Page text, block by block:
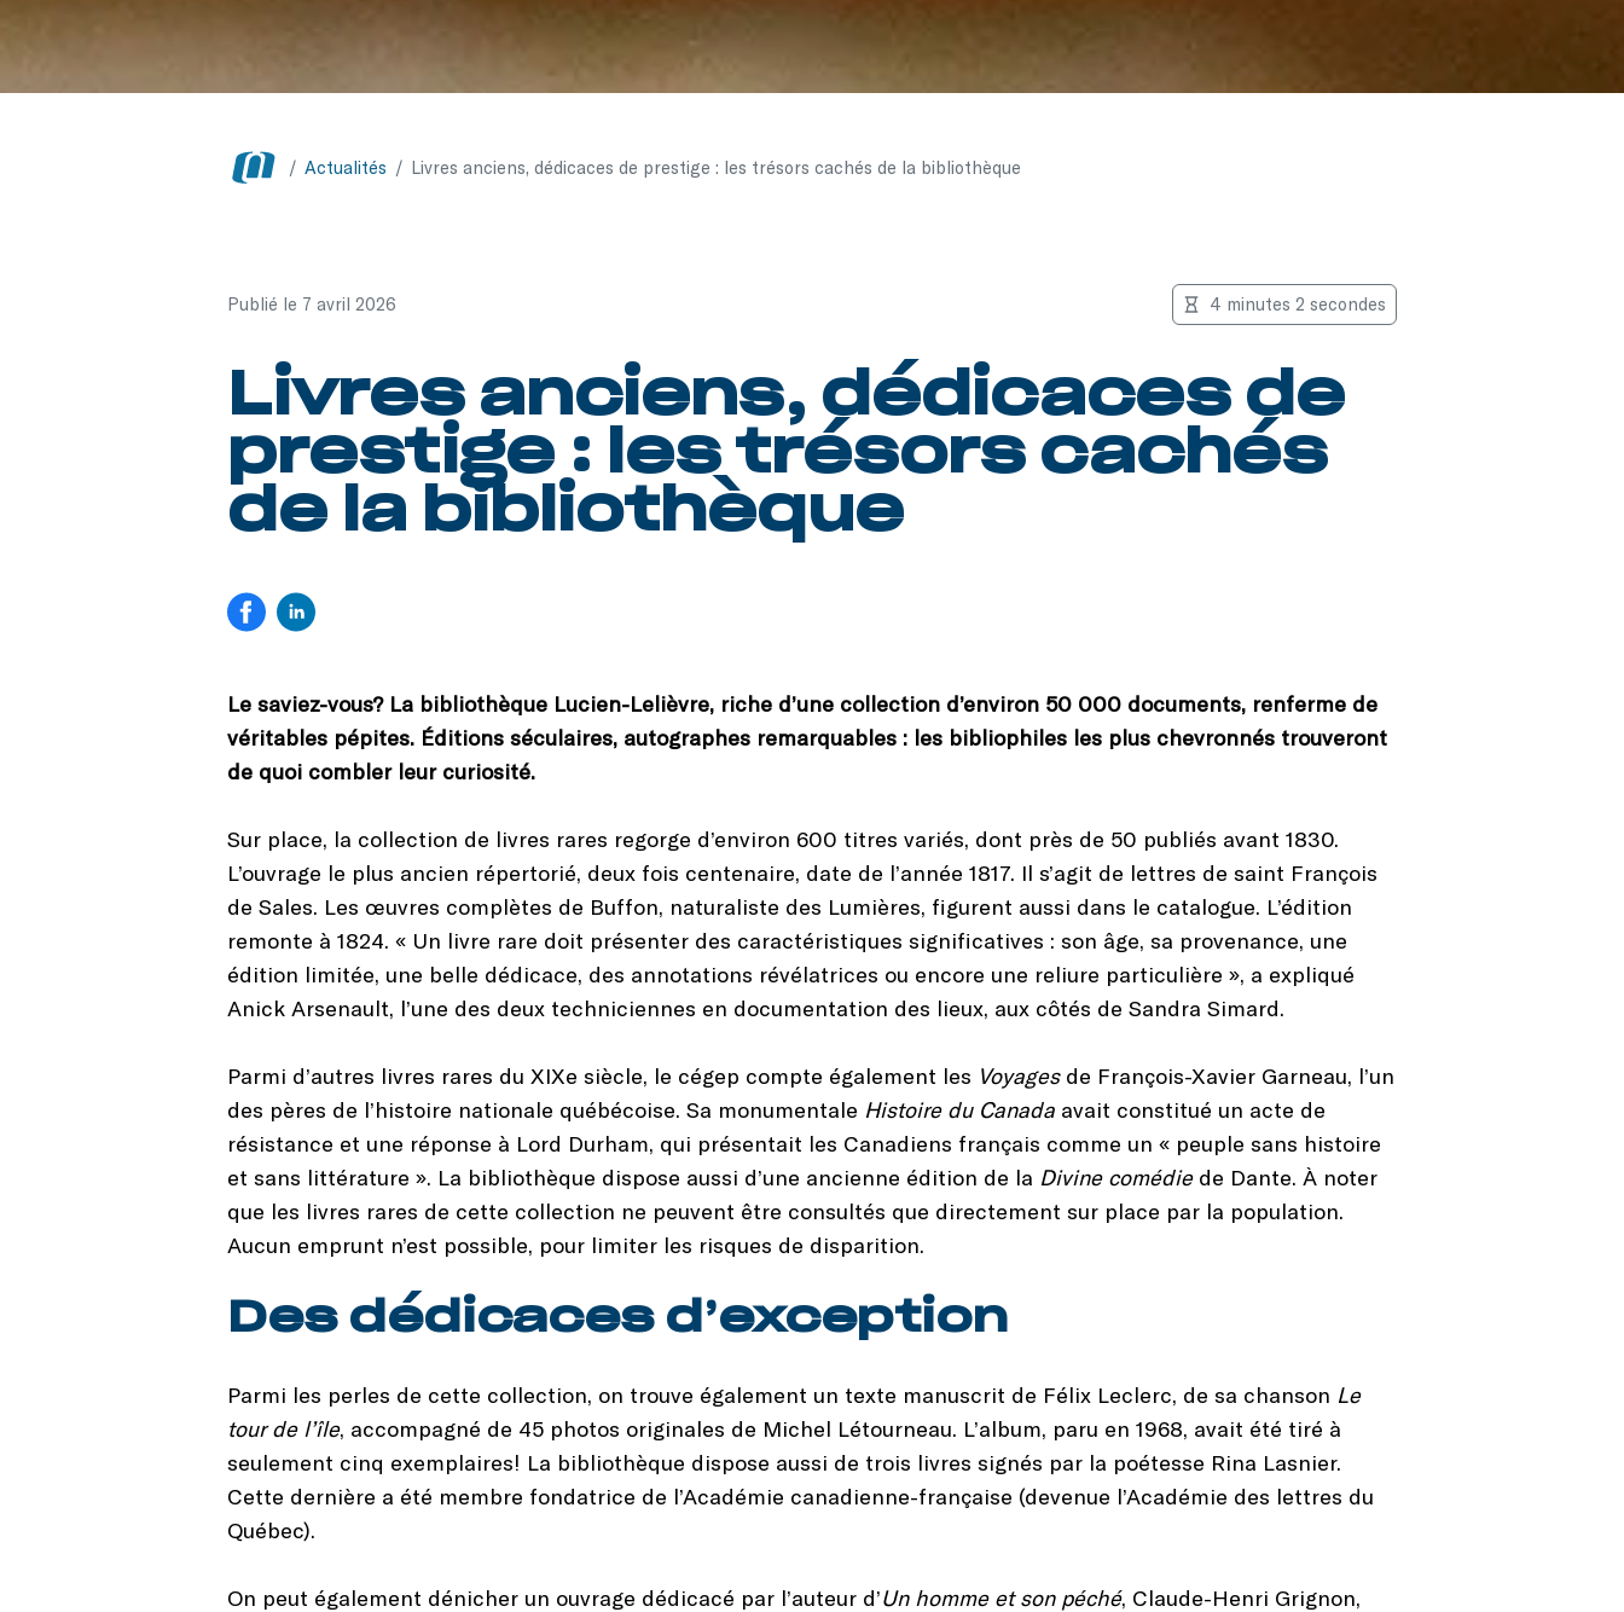
/ Actualités / Livres anciens, dédicaces de prestige : les trésors cachés de la bibliothèque
Publié le 7 avril 2026 4 minutes 2 secondes
Livres anciens, dédicaces de
prestige : les trésors cachés
de la bibliothèque
Le saviez-vous? La bibliothèque Lucien-Lelièvre, riche d’une collection d’environ 50 000 documents, renferme de
véritables pépites. Éditions séculaires, autographes remarquables : les bibliophiles les plus chevronnés trouveront
de quoi combler leur curiosité.
Sur place, la collection de livres rares regorge d’environ 600 titres variés, dont près de 50 publiés avant 1830.
L’ouvrage le plus ancien répertorié, deux fois centenaire, date de l’année 1817. Il s’agit de lettres de saint François
de Sales. Les œuvres complètes de Buffon, naturaliste des Lumières, figurent aussi dans le catalogue. L’édition
remonte à 1824. « Un livre rare doit présenter des caractéristiques significatives : son âge, sa provenance, une
édition limitée, une belle dédicace, des annotations révélatrices ou encore une reliure particulière », a expliqué
Anick Arsenault, l’une des deux techniciennes en documentation des lieux, aux côtés de Sandra Simard.
Parmi d’autres livres rares du XIXe siècle, le cégep compte également les Voyagesde François-Xavier Garneau, l’un
des pères de l’histoire nationale québécoise. Sa monumentale Histoire du Canada avait constitué un acte de
résistance et une réponse à Lord Durham, qui présentait les Canadiens français comme un « peuple sans histoire
et sans littérature ». La bibliothèque dispose aussi d’une ancienne édition de la Divine comédiede Dante. À noter
que les livres rares de cette collection ne peuvent être consultés que directement sur place par la population.
Aucun emprunt n’est possible, pour limiter les risques de disparition.
Des dédicaces d’exception
Parmi les perles de cette collection, on trouve également un texte manuscrit de Félix Leclerc, de sa chanson Le
tour de l’île, accompagné de 45 photos originales de Michel Létourneau. L’album, paru en 1968, avait été tiré à
seulement cinq exemplaires! La bibliothèque dispose aussi de trois livres signés par la poétesse Rina Lasnier.
Cette dernière a été membre fondatrice de l’Académie canadienne-française (devenue l’Académie des lettres du
Québec).
On peut également dénicher un ouvrage dédicacé par l’auteur d’Un homme et son péché, Claude-Henri Grignon,